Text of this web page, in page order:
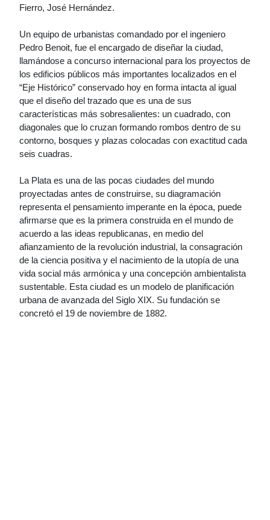
Fierro, José Hernández.
Un equipo de urbanistas comandado por el ingeniero
Pedro Benoit, fue el encargado de diseñar la ciudad,
llamándose a concurso internacional para los proyectos de
los edificios públicos más importantes localizados en el
“Eje Histórico” conservado hoy en forma intacta al igual
que el diseño del trazado que es una de sus
características más sobresalientes: un cuadrado, con
diagonales que lo cruzan formando rombos dentro de su
contorno, bosques y plazas colocadas con exactitud cada
seis cuadras.
La Plata es una de las pocas ciudades del mundo
proyectadas antes de construirse, su diagramación
representa el pensamiento imperante en la época, puede
afirmarse que es la primera construida en el mundo de
acuerdo a las ideas republicanas, en medio del
afianzamiento de la revolución industrial, la consagración
de la ciencia positiva y el nacimiento de la utopía de una
vida social más armónica y una concepción ambientalista
sustentable. Esta ciudad es un modelo de planificación
urbana de avanzada del Siglo XIX. Su fundación se
concretó el 19 de noviembre de 1882.